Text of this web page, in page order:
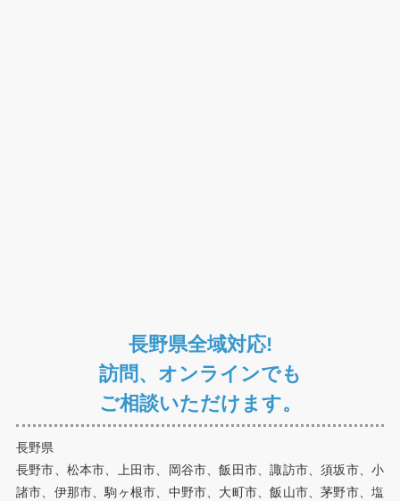
長野県全域対応!
訪問、オンラインでも
ご相談いただけます。
長野県
長野市、松本市、上田市、岡谷市、飯田市、諏訪市、須坂市、小
諸市、伊那市、駒ヶ根市、中野市、大町市、飯山市、茅野市、塩